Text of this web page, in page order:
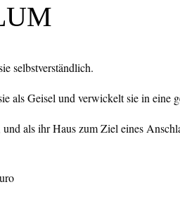
selbstverständlich.
als Geisel und verwickelt sie in eine
als ihr Haus zum Ziel eines